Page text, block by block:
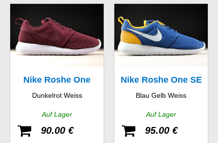
Nike Roshe One
Dunkelrot Weiss
Auf Lager
90.00 €
Nike Roshe One SE
Blau Gelb Weiss
Auf Lager
95.00 €